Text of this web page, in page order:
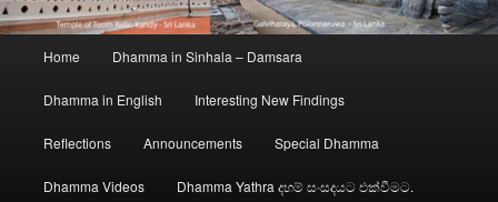
Home Dhamma in Sinhala – Damsara
Dhamma in English Interesting New Findings
Reflections Announcements Special Dhamma
Dhamma Videos Dhamma Yathra දහම් සංසදයට එක්වීමට.